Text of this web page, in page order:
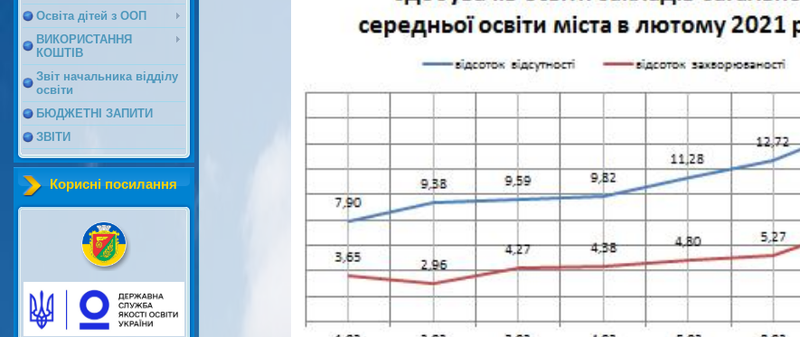
Освіта дітей з ООП
ВИКОРИСТАННЯ
КОШТІВ
Звіт начальника відділу
освіти
БЮДЖЕТНІ ЗАПИТИ
ЗВІТИ
Корисні посилання